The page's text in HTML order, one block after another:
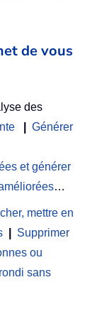
de vous
des
Générer
et générer
…
mettre en
Supprimer
ou
sans